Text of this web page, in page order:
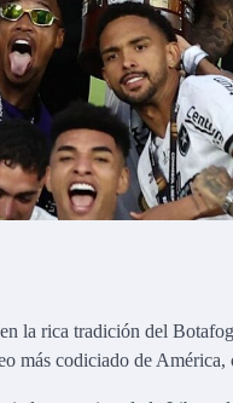
la rica tradición del
más codiciado de